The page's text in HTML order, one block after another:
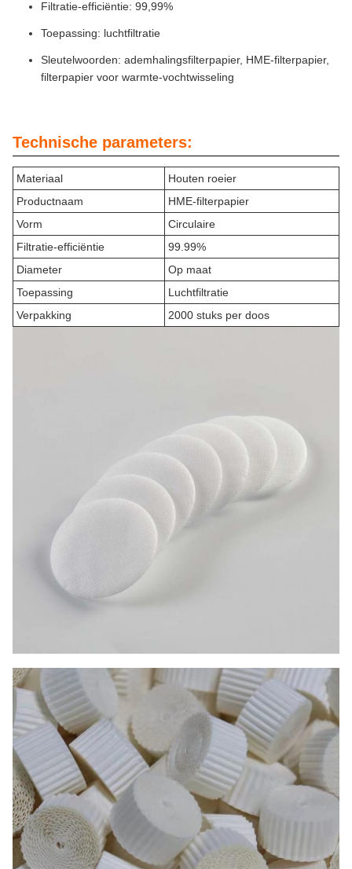
Filtratie-efficiëntie: 99,99%
Toepassing: luchtfiltratie
Sleutelwoorden: ademhalingsfilterpapier, HME-filterpapier,
filterpapier voor warmte-vochtwisseling
Technische parameters:
Materiaal
Houten roeier
Productnaam
HME-filterpapier
Vorm
Circulaire
Filtratie-efficiëntie
99.99%
Diameter
Op maat
Toepassing
Luchtfiltratie
Verpakking
2000 stuks per doos